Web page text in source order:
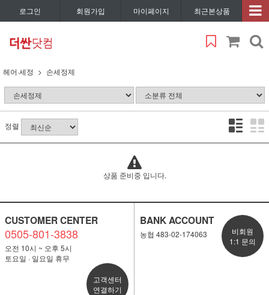
로그인 회원가입 마이페이지 최근본상품
헤어·세정 손세정제
정렬
상품 준비중 입니다.
CUSTOMER CENTER
0505-801-3838
오전 10시 ~ 오후 5시
토요일 · 일요일 휴무
고객센터
연결하기
BANK ACCOUNT
농협 483-02-174063
비회원
1:1 문의